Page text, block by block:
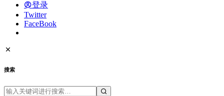
登录
Twitter
FaceBook
搜索